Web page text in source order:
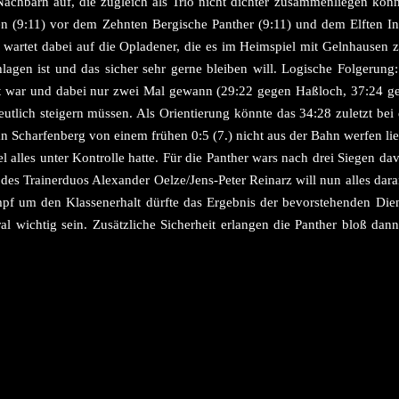
(9:11) vor dem Zehnten Bergische Panther (9:11) und dem Elften
dabei auf die Opladener, die es im Heimspiel mit Gelnhausen
ist und das sicher sehr gerne bleiben will. Logische
war und dabei nur zwei Mal gewann (29:22 gegen Haßloch, 37:24
steigern müssen. Als Orientierung könnte das 34:28 zuletzt bei
Scharfenberg von einem frühen 0:5 (7.) nicht aus der Bahn werfen
alles unter Kontrolle hatte. Für die Panther wars nach drei Siegen
Trainerduos Alexander Oelze/Jens-Peter Reinarz will nun alles
um den Klassenerhalt dürfte das Ergebnis der bevorstehenden
wichtig sein. Zusätzliche Sicherheit erlangen die Panther bloß